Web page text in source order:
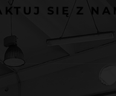
SIĘ Z